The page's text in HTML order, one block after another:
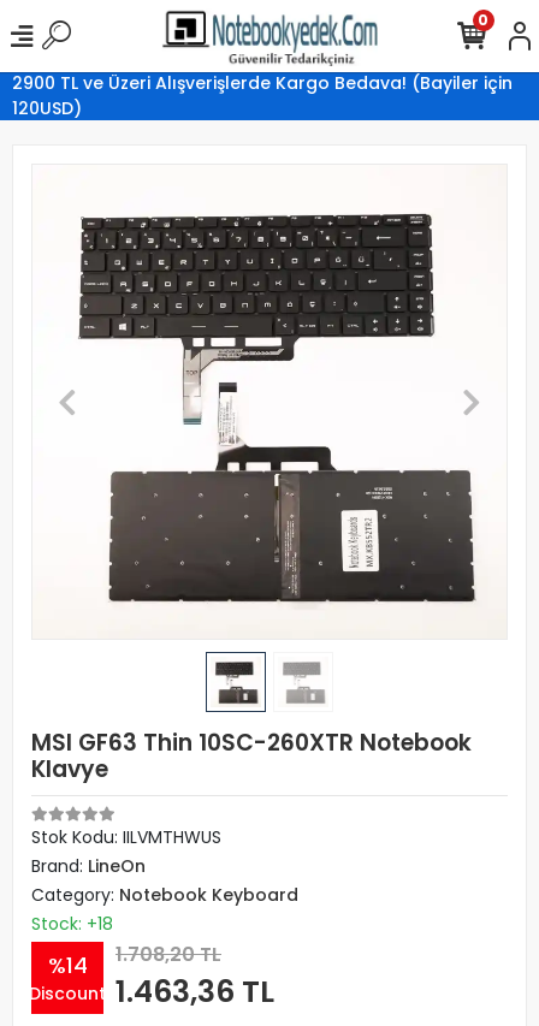
2900 TL ve Üzeri Alışverişlerde Kargo Bedava! (Bayiler için
120USD)
0
MSI GF63 Thin 10SC-260XTR Notebook
Klavye
Stok Kodu: IILVMTHWUS
Brand: LineOn
Category: Notebook Keyboard
Stock: +18
%14
Discount
1.708,20 TL
1.463,36 TL